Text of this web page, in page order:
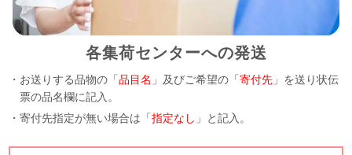
各集荷センターへの発送
・お送りする品物の「品目名 」及びご希望の「寄付先 」を送り状伝
票の品名欄に記入。
・寄付先指定が無い場合は「指定なし 」と記入。